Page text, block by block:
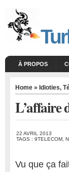
À PROPOS
Home » Idioties,
L’affaire
22 AVRIL 2013
TAGS : 9TELECOM
Vu que ça